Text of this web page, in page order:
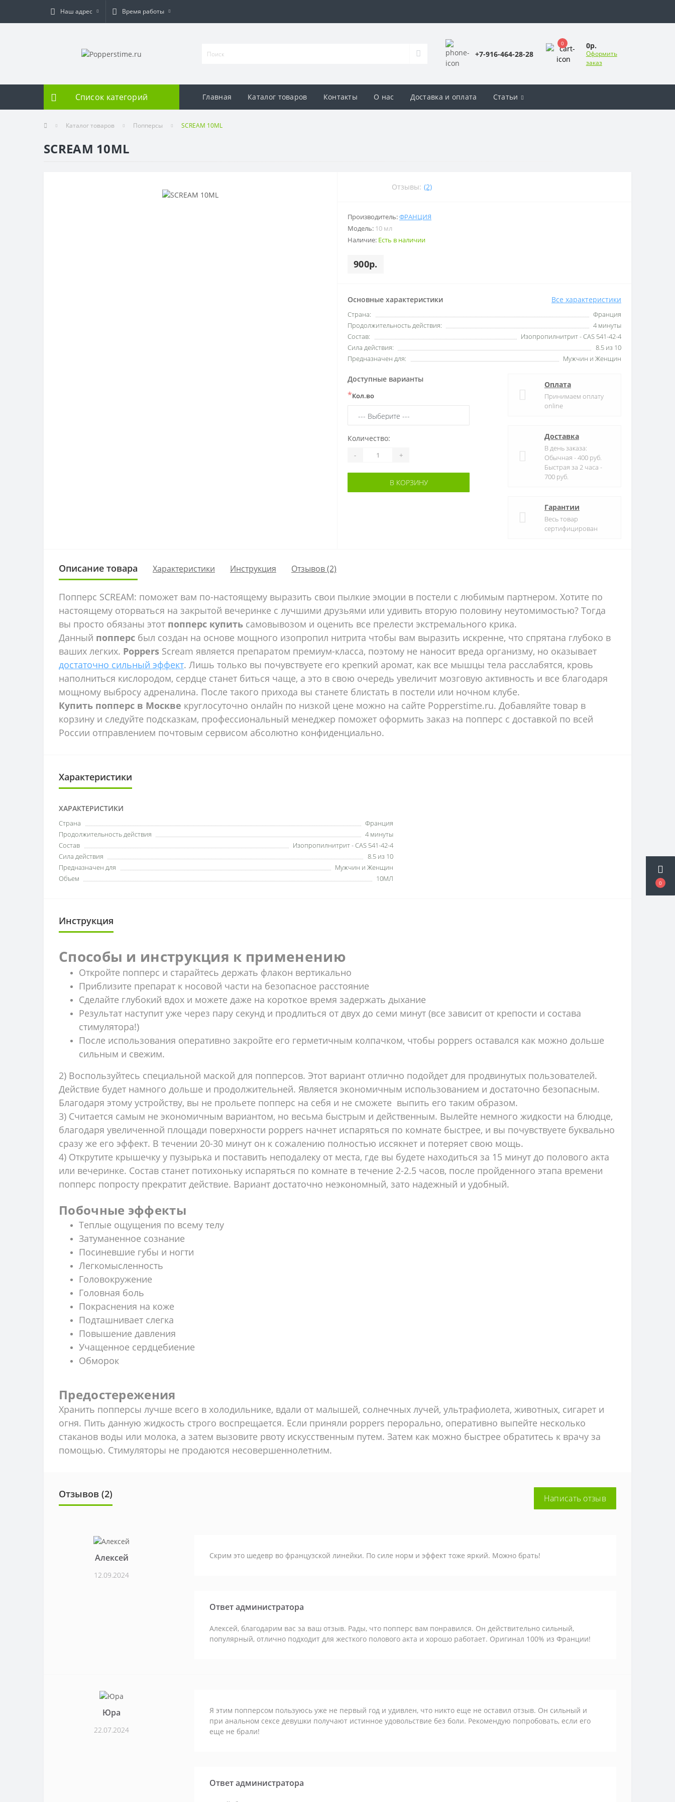
0
Наш адрес Время работы
+7-916-464-28-28
0 0р.
Оформить
заказ
Список категорий Главная Каталог товаров Контакты О нас Доставка и оплата Статьи
Каталог товаров Попперсы SCREAM 10ML
SCREAM 10ML
Отзывы: (2)
Производитель:ФРАНЦИЯ
Модель: 10 мл
Наличие: Есть в наличии
900р.
Основные характеристики Все характеристики
Страна:
Франция
Продолжительность действия:
4 минуты
Состав:
Изопропилнитрит - CAS 541-42-4
Сила действия:
8.5 из 10
Предназначен для:
Мужчин и Женщин
Доступные варианты
*Кол.во
Количество:
- +
В КОРЗИНУ
Оплата
Принимаем оплату
online
Доставка
В день заказа:
Обычная - 400 руб.
Быстрая за 2 часа -
700 руб.
Гарантии
Весь товар
сертифицирован
Описание товара Характеристики Инструкция Отзывов (2)
Попперс SCREAM: поможет вам по-настоящему выразить свои пылкие эмоции в постели с любимым партнером. Хотите по
настоящему оторваться на закрытой вечеринке с лучшими друзьями или удивить вторую половину неутомимостью? Тогда
вы просто обязаны этот попперс купить самовывозом и оценить все прелести экстремального крика.
Данный попперс был создан на основе мощного изопропил нитрита чтобы вам выразить искренне, что спрятана глубоко в
ваших легких. Poppers Scream является препаратом премиум-класса, поэтому не наносит вреда организму, но оказывает
достаточно сильный эффект. Лишь только вы почувствуете его крепкий аромат, как все мышцы тела расслабятся, кровь
наполниться кислородом, сердце станет биться чаще, а это в свою очередь увеличит мозговую активность и все благодаря
мощному выбросу адреналина. После такого прихода вы станете блистать в постели или ночном клубе.
Купить попперс в Москве круглосуточно онлайн по низкой цене можно на сайте Popperstime.ru. Добавляйте товар в
корзину и следуйте подсказкам, профессиональный менеджер поможет оформить заказ на попперс с доставкой по всей
России отправлением почтовым сервисом абсолютно конфиденциально.
Характеристики
ХАРАКТЕРИСТИКИ
Страна
Франция
Продолжительность действия
4 минуты
Состав
Изопропилнитрит - CAS 541-42-4
Сила действия
8.5 из 10
Предназначен для
Мужчин и Женщин
Объем
10МЛ
Инструкция
Способы и инструкция к применению
Откройте попперс и старайтесь держать флакон вертикально
Приблизите препарат к носовой части на безопасное расстояние
Сделайте глубокий вдох и можете даже на короткое время задержать дыхание
Результат наступит уже через пару секунд и продлиться от двух до семи минут (все зависит от крепости и состава
стимулятора!)
После использования оперативно закройте его герметичным колпачком, чтобы poppers оставался как можно дольше
сильным и свежим.
2) Воспользуйтесь специальной маской для попперсов. Этот вариант отлично подойдет для продвинутых пользователей.
Действие будет намного дольше и продолжительней. Является экономичным использованием и достаточно безопасным.
Благодаря этому устройству, вы не прольете попперс на себя и не сможете выпить его таким образом.
3) Считается самым не экономичным вариантом, но весьма быстрым и действенным. Вылейте немного жидкости на блюдце,
благодаря увеличенной площади поверхности poppers начнет испаряться по комнате быстрее, и вы почувствуете буквально
сразу же его эффект. В течении 20-30 минут он к сожалению полностью иссякнет и потеряет свою мощь.
4) Открутите крышечку у пузырька и поставить неподалеку от места, где вы будете находиться за 15 минут до полового акта
или вечеринке. Состав станет потихоньку испаряться по комнате в течение 2-2.5 часов, после пройденного этапа времени
попперс попросту прекратит действие. Вариант достаточно неэкономный, зато надежный и удобный.
Побочные эффекты
Теплые ощущения по всему телу
Затуманенное сознание
Посиневшие губы и ногти
Легкомысленность
Головокружение
Головная боль
Покраснения на коже
Подташнивает слегка
Повышение давления
Учащенное сердцебиение
Обморок
Предостережения
Хранить попперсы лучше всего в холодильнике, вдали от малышей, солнечных лучей, ультрафиолета, животных, сигарет и
огня. Пить данную жидкость строго воспрещается. Если приняли poppers перорально, оперативно выпейте несколько
стаканов воды или молока, а затем вызовите рвоту искусственным путем. Затем как можно быстрее обратитесь к врачу за
помощью. Стимуляторы не продаются несовершеннолетним.
Отзывов (2) Написать отзыв
Алексей
12.09.2024
Скрим это шедевр во французской линейки. По силе норм и эффект тоже яркий. Можно брать!
Ответ администратора
Алексей, благодарим вас за ваш отзыв. Рады, что попперс вам понравился. Он действительно сильный,
популярный, отлично подходит для жесткого полового акта и хорошо работает. Оригинал 100% из Франции!
Юра
22.07.2024
Я этим попперсом пользуюсь уже не первый год и удивлен, что никто еще не оставил отзыв. Он сильный и
при анальном сексе девушки получают истинное удовольствие без боли. Рекомендую попробовать, если его
еще не брали!
Ответ администратора